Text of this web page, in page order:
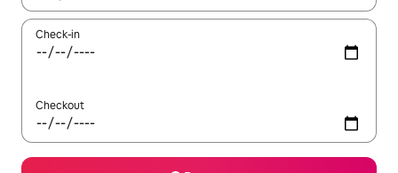
Check-in
Checkout